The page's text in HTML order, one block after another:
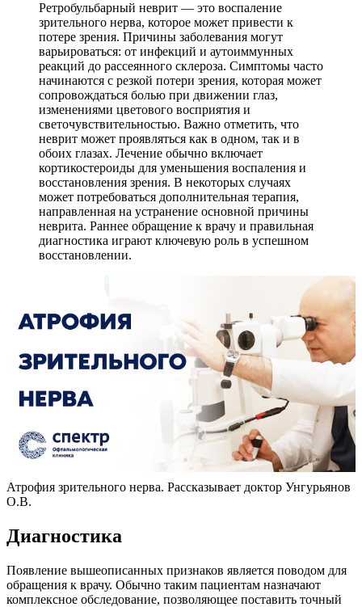
Ретробульбарный неврит — это воспаление
зрительного нерва, которое может привести к
потере зрения. Причины заболевания могут
варьироваться: от инфекций и аутоиммунных
реакций до рассеянного склероза. Симптомы часто
начинаются с резкой потери зрения, которая может
сопровождаться болью при движении глаз,
изменениями цветового восприятия и
светочувствительностью. Важно отметить, что
неврит может проявляться как в одном, так и в
обоих глазах. Лечение обычно включает
кортикостероиды для уменьшения воспаления и
восстановления зрения. В некоторых случаях
может потребоваться дополнительная терапия,
направленная на устранение основной причины
неврита. Раннее обращение к врачу и правильная
диагностика играют ключевую роль в успешном
восстановлении.
Атрофия зрительного нерва. Рассказывает доктор Унгурьянов
О.В.
Диагностика
Появление вышеописанных признаков является поводом для
обращения к врачу. Обычно таким пациентам назначают
комплексное обследование, позволяющее поставить точный